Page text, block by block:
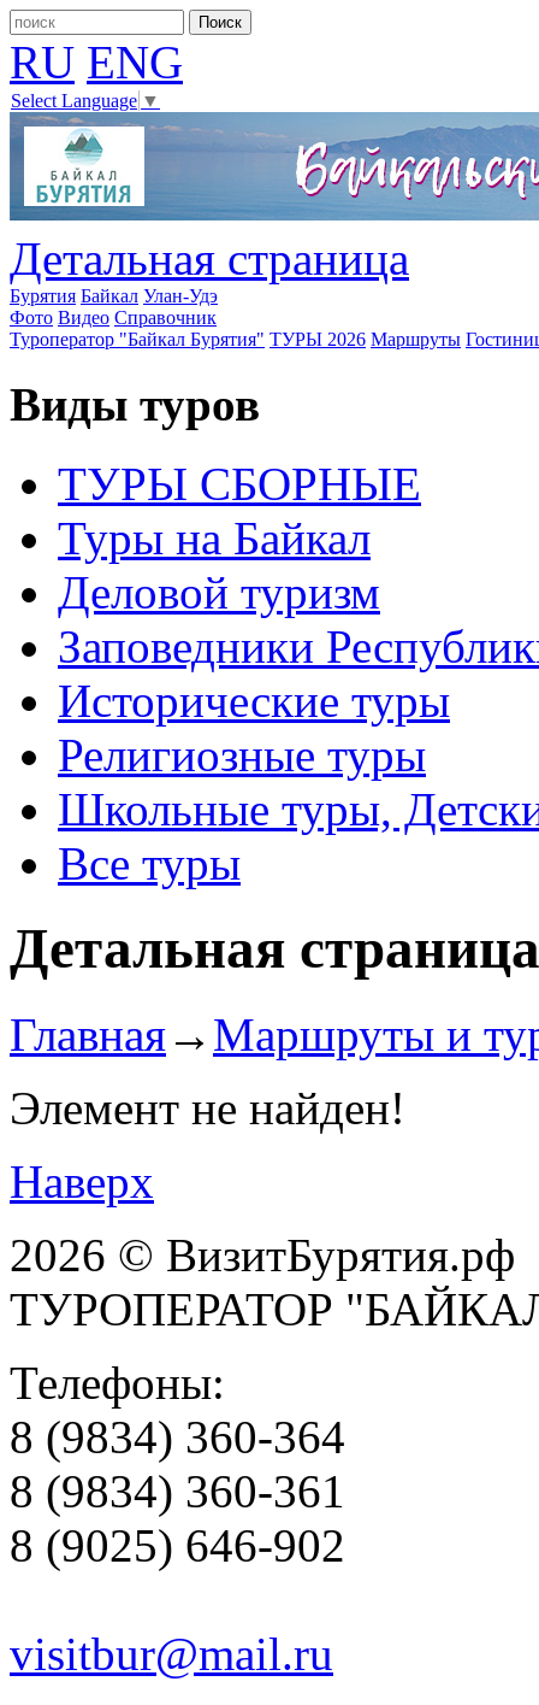
RU ENG
Select Language ▼
Детальная страница
Бурятия Байкал Улан-Удэ
Фото Видео Справочник
Туроператор "Байкал Бурятия" ТУРЫ 2026 Маршруты
Виды туров
ТУРЫ СБОРНЫЕ
Туры на Байкал
Деловой туризм
Заповедники
Исторические туры
Религиозные туры
Школьные туры,
Все туры
Детальная страница
Главная→ Маршруты и
Элемент не найден!
Наверх
2026 © ВизитБурятия.рф
ТУРОПЕРАТОР
Телефоны:
8 (9834) 360-364
8 (9834) 360-361
8 (9025) 646-902
visitbur@mail.ru